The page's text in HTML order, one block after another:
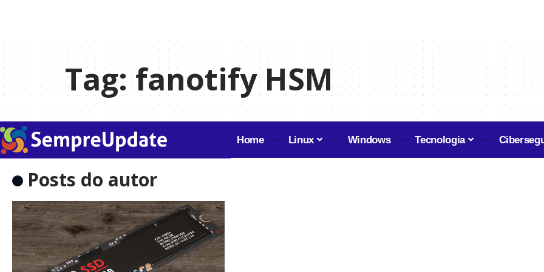
Tag:fanotify HSM
Home Linux Windows Tecnologia
Posts do autor